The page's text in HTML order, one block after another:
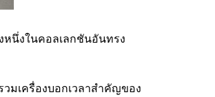
หนึ่งในคอลเลกชันอันทรง
มเครื่องบอกเวลาสำคัญของ